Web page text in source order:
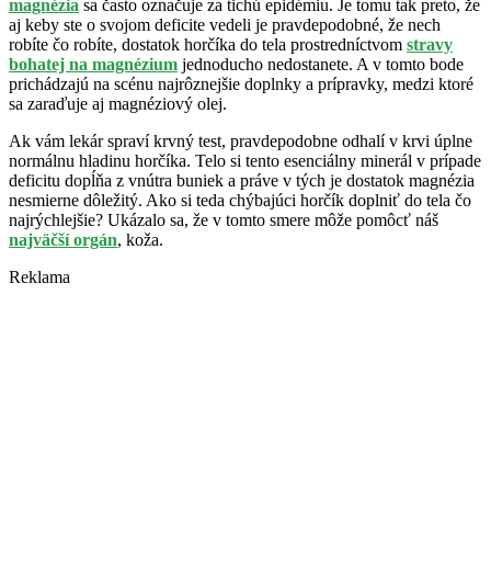
magnézia sa často označuje za tichú epidémiu. Je tomu tak preto, že
aj keby ste o svojom deficite vedeli je pravdepodobné, že nech
robíte čo robíte, dostatok horčíka do tela prostredníctvom stravy
bohatej na magnézium jednoducho nedostanete. A v tomto bode
prichádzajú na scénu najrôznejšie doplnky a prípravky, medzi ktoré
sa zaraďuje aj magnéziový olej.
Ak vám lekár spraví krvný test, pravdepodobne odhalí v krvi úplne
normálnu hladinu horčíka. Telo si tento esenciálny minerál v prípade
deficitu dopĺňa z vnútra buniek a práve v tých je dostatok magnézia
nesmierne dôležitý. Ako si teda chýbajúci horčík doplniť do tela čo
najrýchlejšie? Ukázalo sa, že v tomto smere môže pomôcť náš
najväčší orgán, koža.
Reklama